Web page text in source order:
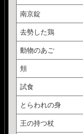
南京錠
去勢した鶏
動物のあご
頬
試食
とらわれの身
王の持つ杖